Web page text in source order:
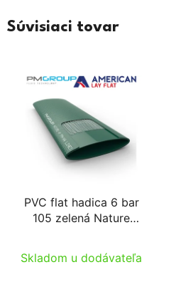
Súvisiaci tovar
PVC flat hadica 6 bar
105 zelená Nature
Skladom u dodávateľa